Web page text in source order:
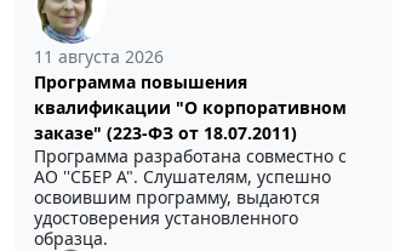
11 августа 2026
Программа повышения
квалификации "О корпоративном
заказе" (223-ФЗ от 18.07.2011)
Программа разработана совместно с
АО ''СБЕР А". Слушателям, успешно
освоившим программу, выдаются
удостоверения установленного
образца.